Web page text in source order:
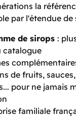
la
par l'étendue de
de sirops:
catalogue
de fruits,
pour ne jamais
familiale